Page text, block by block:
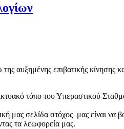
αυξημένης επιβατικής
τόπο του Υπεραστικού
μας σελίδα στόχος μας είναι να
τα λεωφορεία μας.